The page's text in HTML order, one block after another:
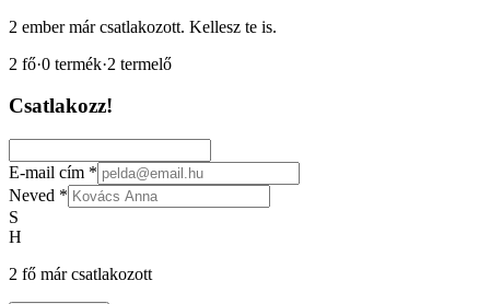
2 ember már csatlakozott. Kellesz te is.
2 fő·0 termék·2 termelő
Csatlakozz!
E-mail cím *
Neved *
S
H
2 fő már csatlakozott